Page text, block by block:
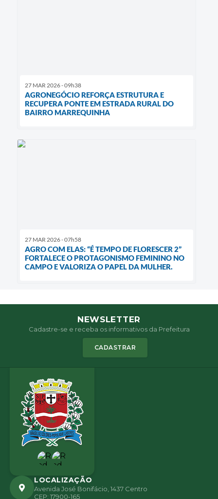
27 MAR 2026 - 09h38
AGRONEGÓCIO REFORÇA ESTRUTURA E
RECUPERA PONTE EM ESTRADA RURAL DO
BAIRRO MARREQUINHA
27 MAR 2026 - 07h58
AGRO COM ELAS: “É TEMPO DE FLORESCER 2”
FORTALECE O PROTAGONISMO FEMININO NO
CAMPO E VALORIZA O PAPEL DA MULHER.
NEWSLETTER
Cadastre-se e receba os informativos da Prefeitura
CADASTRAR
LOCALIZAÇÃO
Avenida José Bonifácio, 1437 Centro
CEP: 17900-165